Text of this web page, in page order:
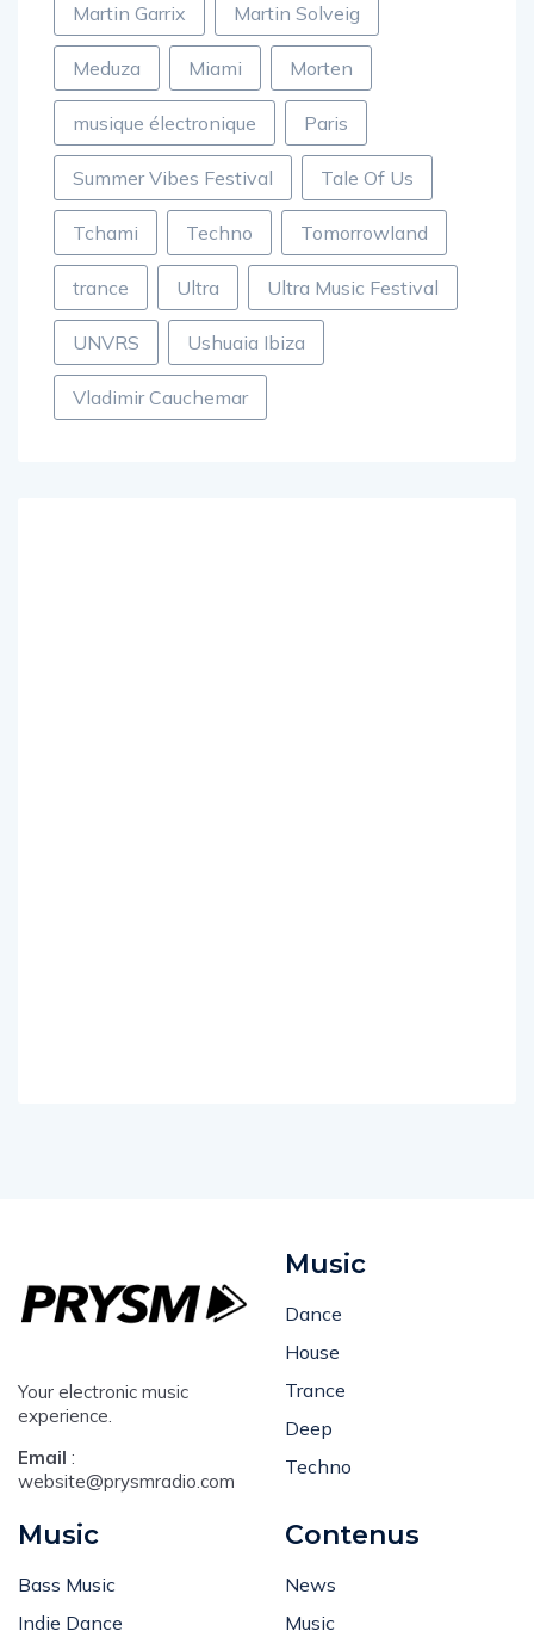
Martin Garrix Martin Solveig
Meduza Miami Morten
musique électronique Paris
Summer Vibes Festival Tale Of Us
Tchami Techno Tomorrowland
trance Ultra Ultra Music Festival
UNVRS Ushuaia Ibiza
Vladimir Cauchemar
Your electronic music
experience.
Email :
website@prysmradio.com
Music
Dance
House
Trance
Deep
Techno
Music
Bass Music
Indie Dance
Contenus
News
Music